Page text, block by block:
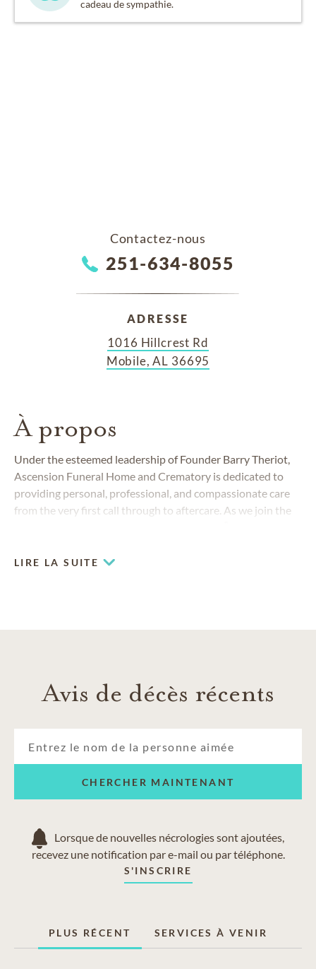
cadeau de sympathie.
Contactez-nous
251-634-8055
ADRESSE
1016 Hillcrest Rd
Mobile, AL 36695
À propos
Under the esteemed leadership of Founder Barry Theriot,
Ascension Funeral Home and Crematory is dedicated to
providing personal, professional, and compassionate care
from the very first call through to aftercare. As we join the
the way, bringing decades of service, innovation, and a deep
LIRE LA SUITE
Avis de décès récents
CHERCHER MAINTENANT
Lorsque de nouvelles nécrologies sont ajoutées,
recevez une notification par e-mail ou par téléphone.
S'INSCRIRE
PLUS RÉCENT SERVICES À VENIR